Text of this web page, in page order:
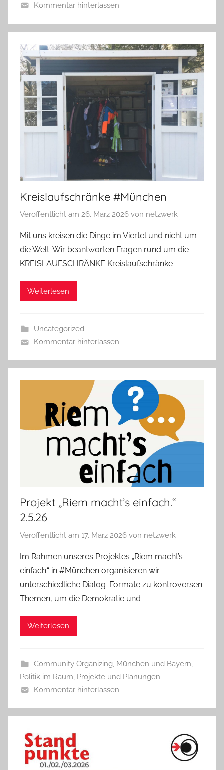
Kommentar hinterlassen
Kreislaufschränke #München
Veröffentlicht am 26. März 2026 von netzwerk
Mit uns kreisen die Dinge im Viertel und nicht um
die Welt. Wir beantworten Fragen rund um die
KREISLAUFSCHRÄNKE Kreislaufschränke
Weiterlesen
Uncategorized
Kommentar hinterlassen
Projekt „Riem macht’s einfach.“
2.5.26
Veröffentlicht am 17. März 2026 von netzwerk
Im Rahmen unseres Projektes „Riem macht’s
einfach.“ in #München organisieren wir
unterschiedliche Dialog-Formate zu kontroversen
Themen, um die Demokratie und
Weiterlesen
Community Organizing, München und Bayern,
Politik im Raum, Projekte und Planungen
Kommentar hinterlassen